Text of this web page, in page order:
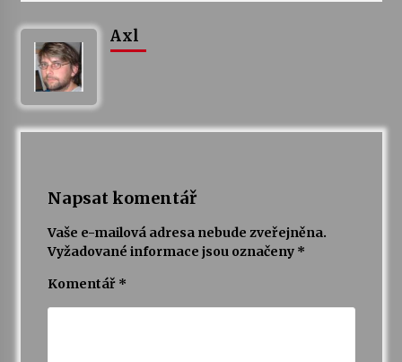
Axl
Napsat komentář
Vaše e-mailová adresa nebude zveřejněna.
Vyžadované informace jsou označeny *
Komentář *